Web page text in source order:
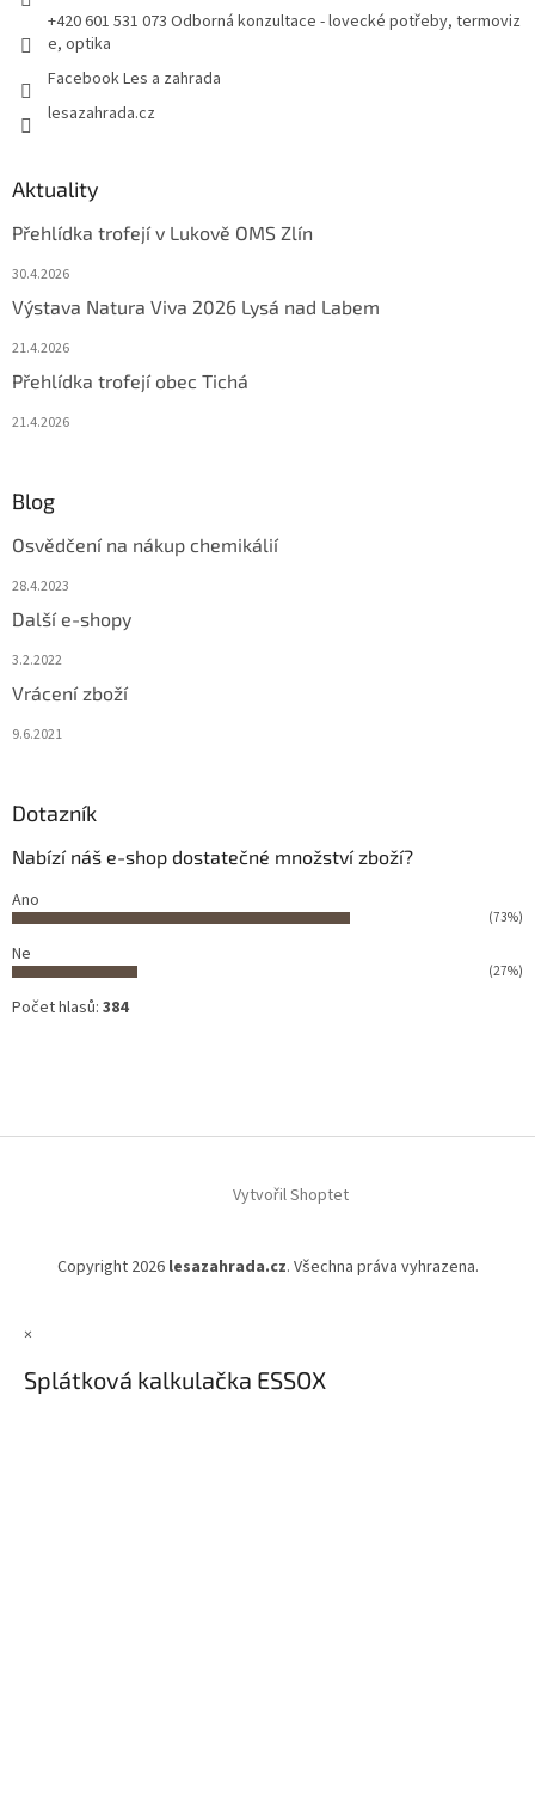
+420 601 531 073 Odborná konzultace - lovecké potřeby, termoviz
e, optika
Facebook Les a zahrada
lesazahrada.cz
Aktuality
Přehlídka trofejí v Lukově OMS Zlín
30.4.2026
Výstava Natura Viva 2026 Lysá nad Labem
21.4.2026
Přehlídka trofejí obec Tichá
21.4.2026
Blog
Osvědčení na nákup chemikálií
28.4.2023
Další e-shopy
3.2.2022
Vrácení zboží
9.6.2021
Dotazník
Nabízí náš e-shop dostatečné množství zboží?
Ano
(73%)
Ne
(27%)
Počet hlasů: 384
Vytvořil Shoptet
Copyright 2026 lesazahrada.cz. Všechna práva vyhrazena.
×
Splátková kalkulačka ESSOX